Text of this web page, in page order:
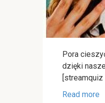
Pora
dzięki
[streamquiz
Read more